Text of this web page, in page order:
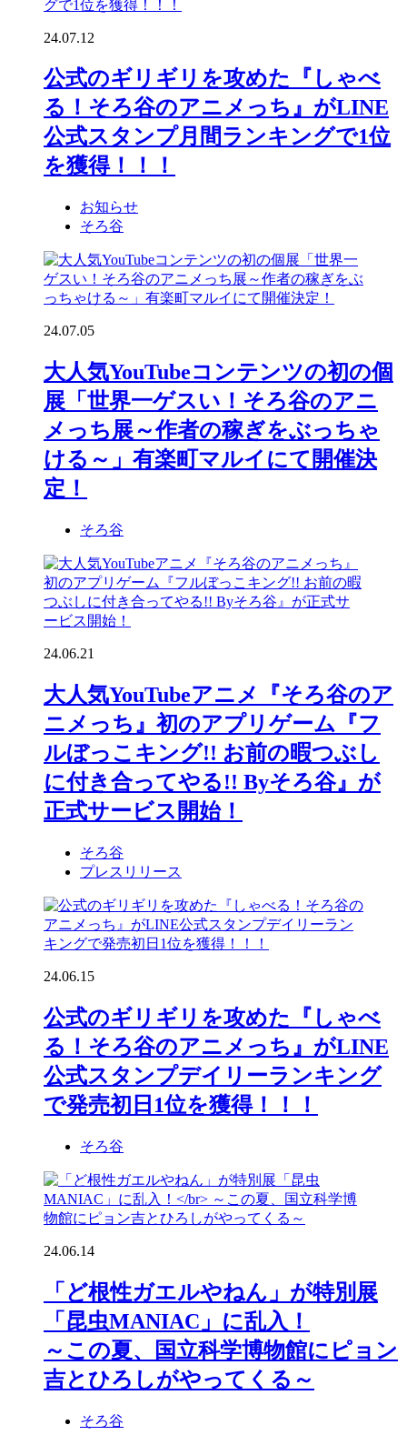
24.07.12
公式のギリギリを攻めた『しゃべ
る！そろ谷のアニメっち』がLINE
公式スタンプ月間ランキングで1位
を獲得！！！
お知らせ
そろ谷
24.07.05
大人気YouTubeコンテンツの初の個
展「世界一ゲスい！そろ谷のアニ
メっち展～作者の稼ぎをぶっちゃ
ける～」有楽町マルイにて開催決
定！
そろ谷
24.06.21
大人気YouTubeアニメ『そろ谷のア
ニメっち』初のアプリゲーム『フ
ルぼっこキング!! お前の暇つぶし
に付き合ってやる!! Byそろ谷』が
正式サービス開始！
そろ谷
プレスリリース
24.06.15
公式のギリギリを攻めた『しゃべ
る！そろ谷のアニメっち』がLINE
公式スタンプデイリーランキング
で発売初日1位を獲得！！！
そろ谷
24.06.14
「ど根性ガエルやねん」が特別展
「昆虫MANIAC」に乱入！
～この夏、国立科学博物館にピョン
吉とひろしがやってくる～
そろ谷